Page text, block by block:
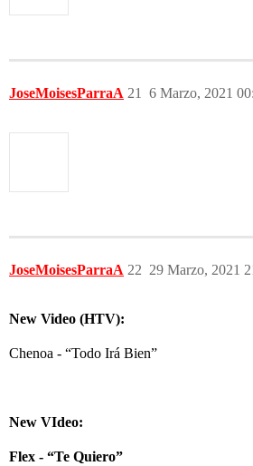
JoseMoisesParraA 6 Marzo, 2021
21
JoseMoisesParraA 29 Marzo, 2021
22
New Video (HTV):
Chenoa - “Todo Irá Bien”
New VIdeo:
Flex - “Te Quiero”